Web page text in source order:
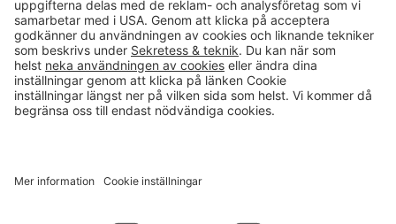
0433-740 80
Kundservice öppettider
Vardagar 07.30-17.00
© 2026 Gerdmans Inredningar AB Alla priser är exklusive moms.